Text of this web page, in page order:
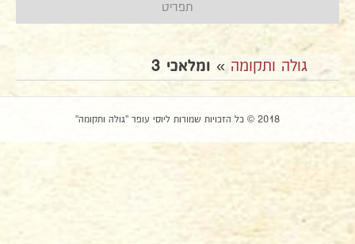
תפריט
גולה ותקומה » ומלאכי 3
2018 © כל הזכויות שמורות ליוסי עופר "גולה ותקומה"